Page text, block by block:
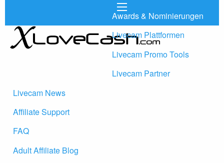
Awards & Nominierungen
Livecam Plattformen
Livecam Promo Tools
Livecam Partner
Livecam News
Affiliate Support
FAQ
Adult Affiliate Blog